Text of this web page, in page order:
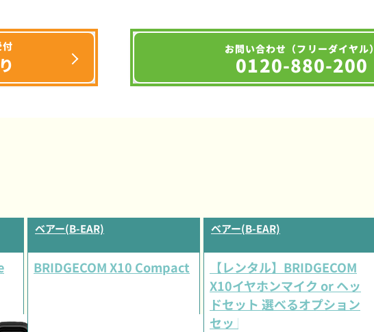
お問い合わせ（フリーダイヤル）
0120-880-200
ベアー(B-EAR)
BRIDGECOM X10 Compact
ベアー(B-EAR)
【レンタル】BRIDGECOM
X10イヤホンマイク or ヘッ
ドセット 選べるオプション
セット